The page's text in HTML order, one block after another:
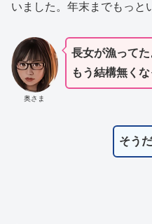
いました。年末までもっと
奥さま
長女が漁ってた
もう結構無くな
そう